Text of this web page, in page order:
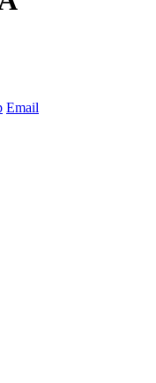
Email